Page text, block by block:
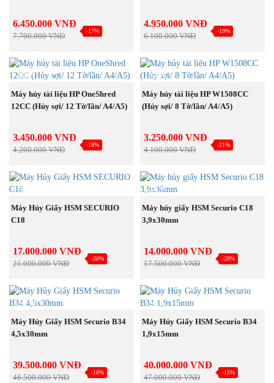
6.450.000 VNĐ
7.700.000 VNĐ
-17%
4.950.000 VNĐ
6.100.000 VNĐ
-19%
NEW
MUA NGAY
Máy hủy tài liệu HP OneShred
12CC (Hủy sợi/ 12 Tờ/lần/ A4/A5)
3.450.000 VNĐ
4.200.000 VNĐ
-18%
NEW
MUA NGAY
Máy hủy tài liệu HP W1508CC
(Hủy sợi/ 8 Tờ/lần/ A4/A5)
3.250.000 VNĐ
4.100.000 VNĐ
-21%
NEW
MUA NGAY
Máy Hủy Giấy HSM SECURIO
C18
17.000.000 VNĐ
21.000.000 VNĐ
-20%
NEW
MUA NGAY
Máy hủy giấy HSM Securio C18
3,9x30mm
14.000.000 VNĐ
17.500.000 VNĐ
-20%
NEW
MUA NGAY
Máy Hủy Giấy HSM Securio B34
4,5x30mm
39.500.000 VNĐ
46.500.000 VNĐ
-16%
NEW
MUA NGAY
Máy Hủy Giấy HSM Securio B34
1,9x15mm
40.000.000 VNĐ
47.000.000 VNĐ
-15%